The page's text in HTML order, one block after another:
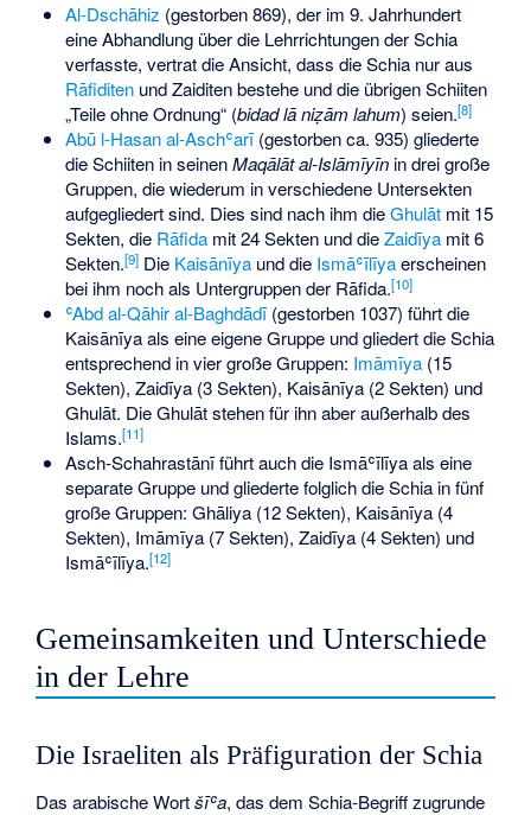
Al-Dschāhiz (gestorben 869), der im 9. Jahrhundert
eine Abhandlung über die Lehrrichtungen der Schia
verfasste, vertrat die Ansicht, dass die Schia nur aus
Rāfiditenund Zaiditen bestehe und die übrigen Schiiten
„Teile ohne Ordnung“ (bidad lā niẓām lahum) seien.[8]
Abū l-Hasan al-Aschʿarī(gestorben ca. 935) gliederte
die Schiiten in seinenMaqālāt al-Islāmīyīnin drei große
Gruppen, die wiederum in verschiedene Untersekten
aufgegliedert sind. Dies sind nach ihm dieGhulātmit 15
Sekten, die Rāfidamit 24 Sekten und dieZaidīyamit 6
Sekten.[9]Die Kaisānīyaund die Ismāʿīlīyaerscheinen
bei ihm noch als Untergruppen der Rāfida.[10]
ʿAbd al-Qāhir al-Baghdādī(gestorben 1037) führt die
Kaisānīya als eine eigene Gruppe und gliedert die Schia
entsprechend in vier große Gruppen: Imāmīya(15
Sekten), Zaidīya (3 Sekten), Kaisānīya (2 Sekten) und
Ghulāt. Die Ghulāt stehen für ihn aber außerhalb des
Islams.[11]
Asch-Schahrastānī führt auch die Ismāʿīlīya als eine
separate Gruppe und gliederte folglich die Schia in fünf
große Gruppen: Ghāliya (12 Sekten), Kaisānīya (4
Sekten), Imāmīya(7 Sekten), Zaidīya (4 Sekten) und
Ismāʿīlīya.[12]
Gemeinsamkeiten und Unterschiede
in der Lehre
Die Israeliten als Präfiguration der Schia
Das arabische Wortšīʿa, das dem Schia-Begriff zugrunde